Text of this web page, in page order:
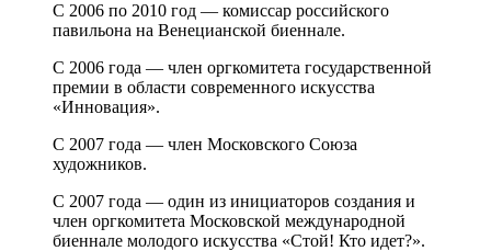
С 2006 по 2010 год — комиссар российского
павильона на Венецианской биеннале.
С 2006 года — член оргкомитета государственной
премии в области современного искусства
«Инновация».
С 2007 года — член Московского Союза
художников.
С 2007 года — один из инициаторов создания и
член оргкомитета Московской международной
биеннале молодого искусства «Стой! Кто идет?».